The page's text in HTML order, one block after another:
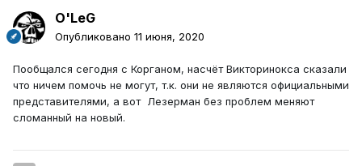
O'LeG
Опубликовано 11 июня, 2020
Пообщался сегодня с Корганом, насчёт Викторинокса сказали
что ничем помочь не могут, т.к. они не являются официальными
представителями, а вот Лезерман без проблем меняют
сломанный на новый.